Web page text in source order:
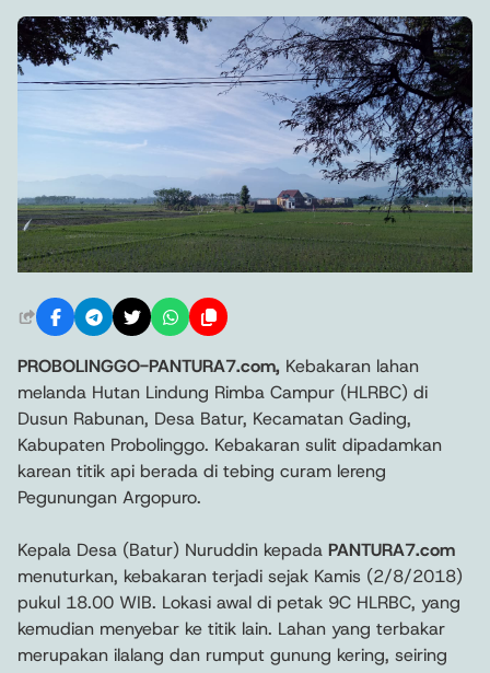
PROBOLINGGO-PANTURA7.com, Kebakaran lahan
melanda Hutan Lindung Rimba Campur (HLRBC) di
Dusun Rabunan, Desa Batur, Kecamatan Gading,
Kabupaten Probolinggo. Kebakaran sulit dipadamkan
karean titik api berada di tebing curam lereng
Pegunungan Argopuro.
Kepala Desa (Batur) Nuruddin kepada PANTURA7.com
menuturkan, kebakaran terjadi sejak Kamis (2/8/2018)
pukul 18.00 WIB. Lokasi awal di petak 9C HLRBC, yang
kemudian menyebar ke titik lain. Lahan yang terbakar
merupakan ilalang dan rumput gunung kering, seiring